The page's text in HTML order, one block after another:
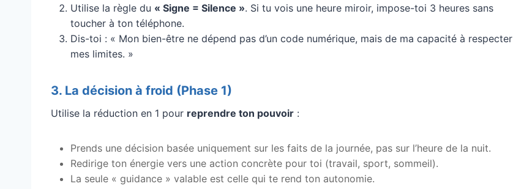
Utilise la règle du « Signe = Silence ». Si tu vois une heure miroir, impose-toi 3 heures sans
toucher à ton téléphone.
Dis-toi : « Mon bien-être ne dépend pas d’un code numérique, mais de ma capacité à respecter
mes limites. »
3. La décision à froid (Phase 1)
Utilise la réduction en 1 pour reprendre ton pouvoir :
Prends une décision basée uniquement sur les faits de la journée, pas sur l’heure de la nuit.
Redirige ton énergie vers une action concrète pour toi (travail, sport, sommeil).
La seule « guidance » valable est celle qui te rend ton autonomie.